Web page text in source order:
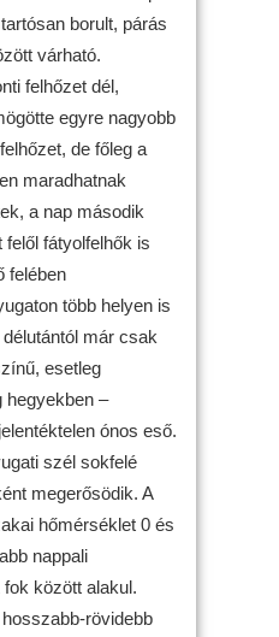
borult, párás
várható.
felhőzet dél,
egyre nagyobb
de főleg a
maradhatnak
a nap második
felől fátyolfelhők is
felében
több helyen is
már csak
esetleg
hegyekben –
ónos eső.
szél sokfelé
megerősödik. A
hőmérséklet 0 és
nappali
között alakul.
rövidebb